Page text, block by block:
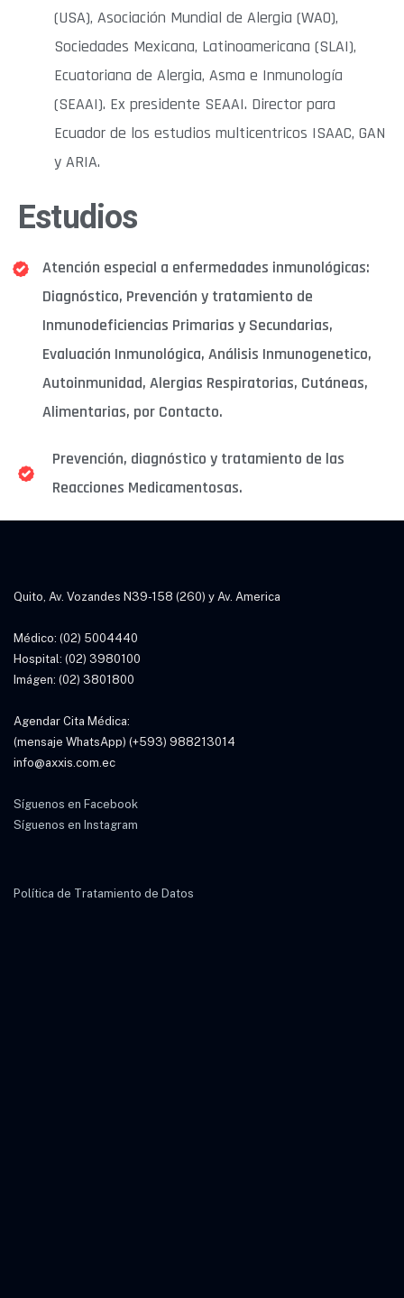
(USA), Asociación Mundial de Alergia (WAO),
Sociedades Mexicana, Latinoamericana (SLAI),
Ecuatoriana de Alergia, Asma e Inmunología
(SEAAI). Ex presidente SEAAI. Director para
Ecuador de los estudios multicentricos ISAAC, GAN
y ARIA.
Estudios
Atención especial a enfermedades inmunológicas:
Diagnóstico, Prevención y tratamiento de
Inmunodeficiencias Primarias y Secundarias,
Evaluación Inmunológica, Análisis Inmunogenetico,
Autoinmunidad, Alergias Respiratorias, Cutáneas,
Alimentarias, por Contacto.
Prevención, diagnóstico y tratamiento de las
Reacciones Medicamentosas.
Quito, Av. Vozandes N39-158 (260) y Av. America
Médico: (02) 5004440
Hospital: (02) 3980100
Imágen: (02) 3801800
Agendar Cita Médica:
(mensaje WhatsApp) (+593) 988213014
info@axxis.com.ec
Síguenos en Facebook
Síguenos en Instagram
Política de Tratamiento de Datos